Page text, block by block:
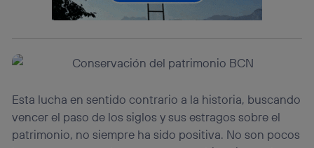
Esta lucha en sentido contrario a la historia, buscando
vencer el paso de los siglos y sus estragos sobre el
patrimonio, no siempre ha sido positiva. No son pocos
Este identificador se asigna a la conexión de internet, por
lo que cualquier persona que conecte su dispositivo y
consienta el uso de la tecnología recibirá el mismo
Si utilizas unaconexión de banda ancha (p. ej., Wi-Fi),
actividades de navegación de los miembros del hogar
que hayan dado su consentimiento.
Si utilizas
datos móviles
, el marketing será más
personalizado, ya que se basará únicamente en la